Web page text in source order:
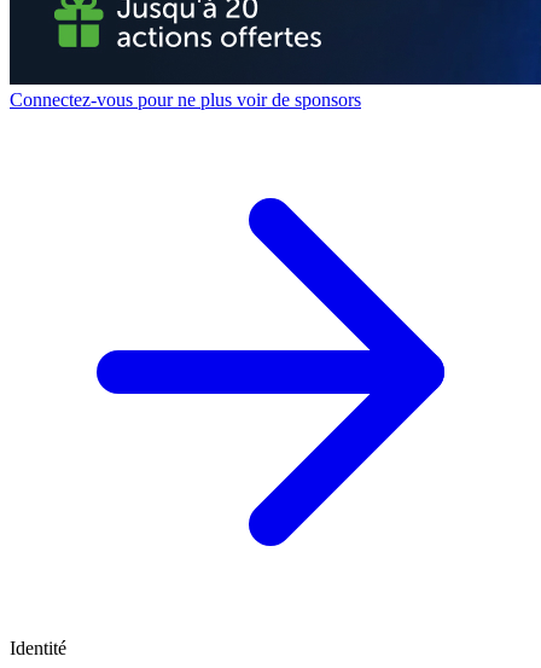
Connectez-vous pour ne plus voir de sponsors
Identité